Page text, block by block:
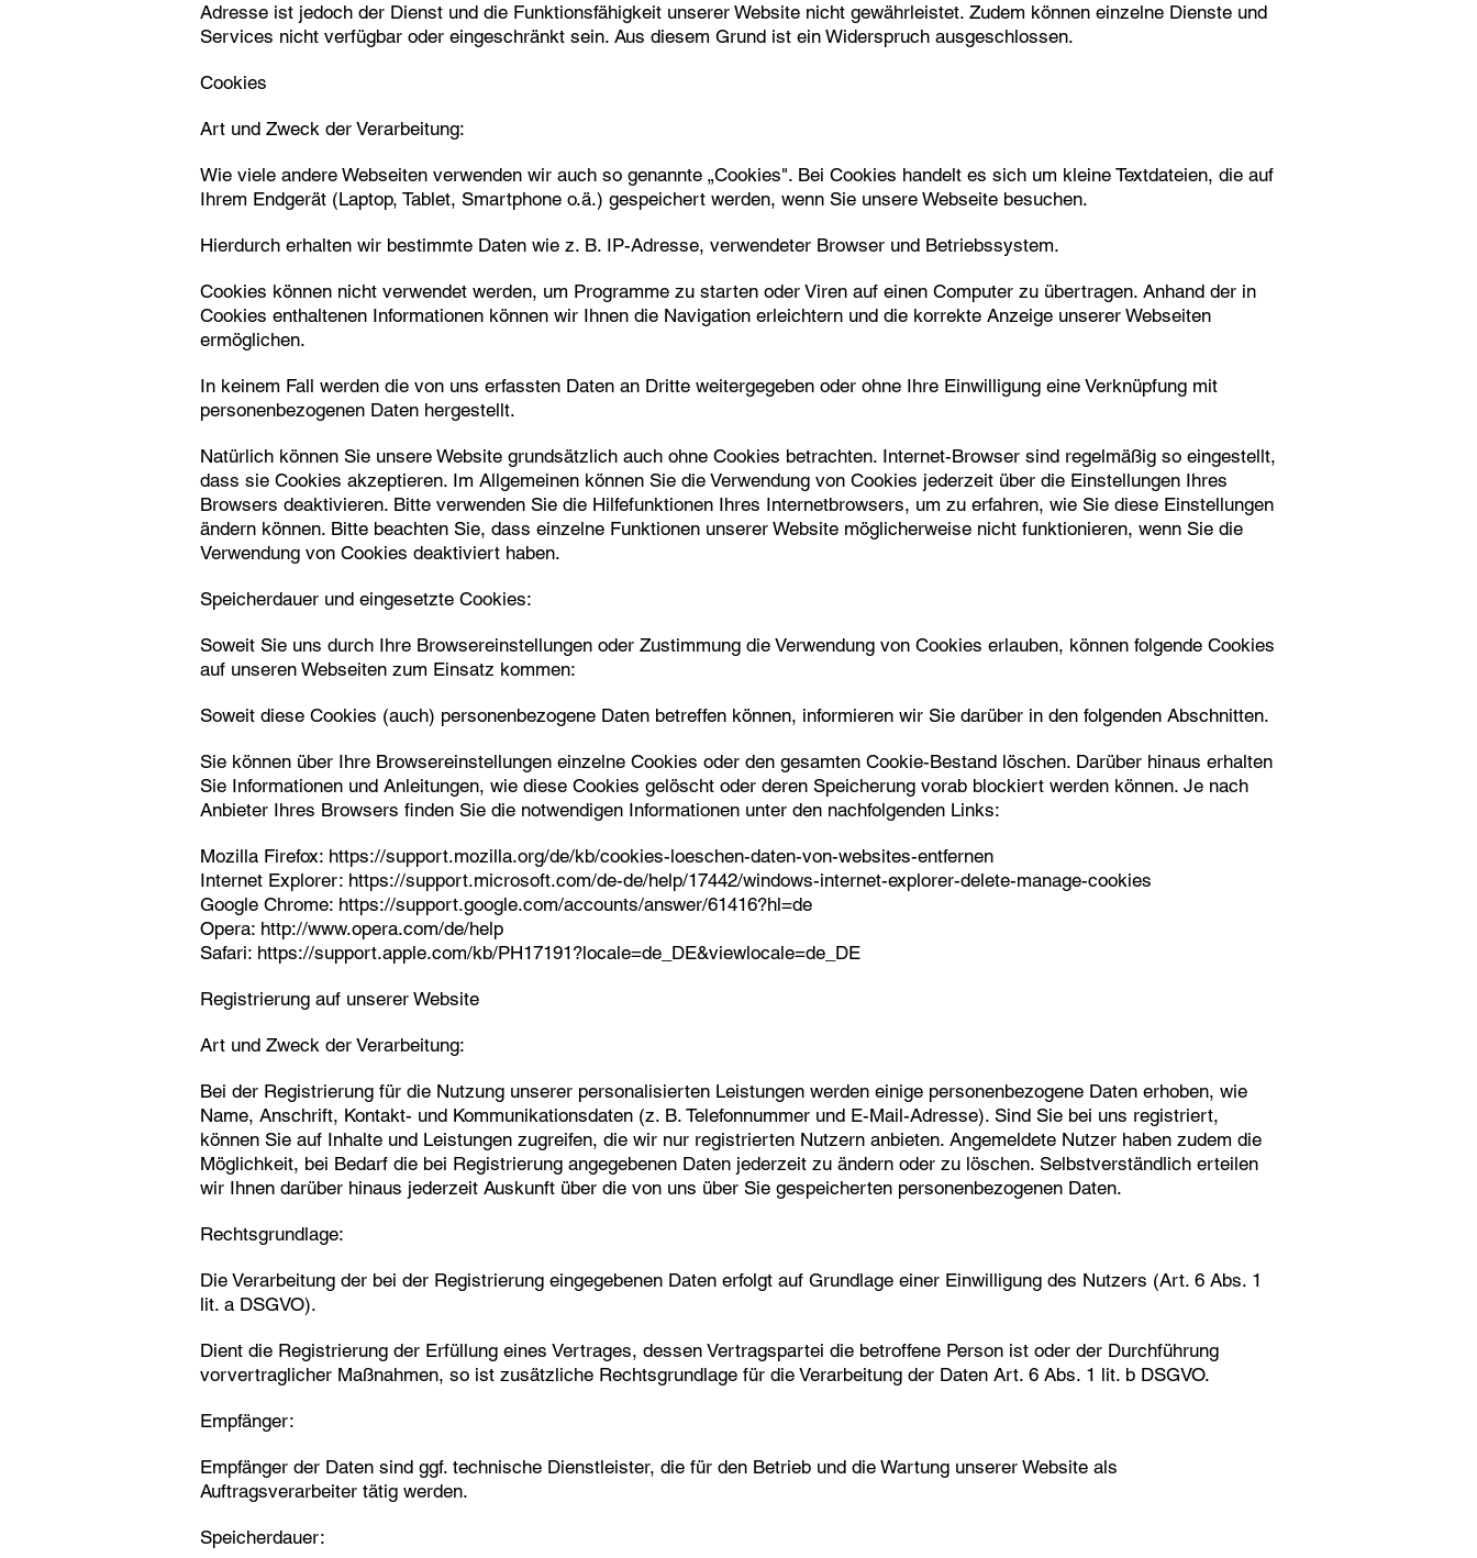
Adresse ist jedoch der Dienst und die Funktionsfähigkeit unserer Website nicht gewährleistet. Zudem können einzelne Dienste und
Services nicht verfügbar oder eingeschränkt sein. Aus diesem Grund ist ein Widerspruch ausgeschlossen.
Cookies
Art und Zweck der Verarbeitung:
Wie viele andere Webseiten verwenden wir auch so genannte „Cookies". Bei Cookies handelt es sich um kleine Textdateien, die auf
Ihrem Endgerät (Laptop, Tablet, Smartphone o.ä.) gespeichert werden, wenn Sie unsere Webseite besuchen.
Hierdurch erhalten wir bestimmte Daten wie z. B. IP-Adresse, verwendeter Browser und Betriebssystem.
Cookies können nicht verwendet werden, um Programme zu starten oder Viren auf einen Computer zu übertragen. Anhand der in
Cookies enthaltenen Informationen können wir Ihnen die Navigation erleichtern und die korrekte Anzeige unserer Webseiten
ermöglichen.
In keinem Fall werden die von uns erfassten Daten an Dritte weitergegeben oder ohne Ihre Einwilligung eine Verknüpfung mit
personenbezogenen Daten hergestellt.
Natürlich können Sie unsere Website grundsätzlich auch ohne Cookies betrachten. Internet-Browser sind regelmäßig so eingestellt,
dass sie Cookies akzeptieren. Im Allgemeinen können Sie die Verwendung von Cookies jederzeit über die Einstellungen Ihres
Browsers deaktivieren. Bitte verwenden Sie die Hilfefunktionen Ihres Internetbrowsers, um zu erfahren, wie Sie diese Einstellungen
ändern können. Bitte beachten Sie, dass einzelne Funktionen unserer Website möglicherweise nicht funktionieren, wenn Sie die
Verwendung von Cookies deaktiviert haben.
Speicherdauer und eingesetzte Cookies:
Soweit Sie uns durch Ihre Browsereinstellungen oder Zustimmung die Verwendung von Cookies erlauben, können folgende Cookies
auf unseren Webseiten zum Einsatz kommen:
Soweit diese Cookies (auch) personenbezogene Daten betreffen können, informieren wir Sie darüber in den folgenden Abschnitten.
Sie können über Ihre Browsereinstellungen einzelne Cookies oder den gesamten Cookie-Bestand löschen. Darüber hinaus erhalten
Sie Informationen und Anleitungen, wie diese Cookies gelöscht oder deren Speicherung vorab blockiert werden können. Je nach
Anbieter Ihres Browsers finden Sie die notwendigen Informationen unter den nachfolgenden Links:
Mozilla Firefox: https://support.mozilla.org/de/kb/cookies-loeschen-daten-von-websites-entfernen
Internet Explorer: https://support.microsoft.com/de-de/help/17442/windows-internet-explorer-delete-manage-cookies
Google Chrome: https://support.google.com/accounts/answer/61416?hl=de
Opera: http://www.opera.com/de/help
Safari: https://support.apple.com/kb/PH17191?locale=de_DE&viewlocale=de_DE
Registrierung auf unserer Website
Art und Zweck der Verarbeitung:
Bei der Registrierung für die Nutzung unserer personalisierten Leistungen werden einige personenbezogene Daten erhoben, wie
Name, Anschrift, Kontakt- und Kommunikationsdaten (z. B. Telefonnummer und E-Mail-Adresse). Sind Sie bei uns registriert,
können Sie auf Inhalte und Leistungen zugreifen, die wir nur registrierten Nutzern anbieten. Angemeldete Nutzer haben zudem die
Möglichkeit, bei Bedarf die bei Registrierung angegebenen Daten jederzeit zu ändern oder zu löschen. Selbstverständlich erteilen
wir Ihnen darüber hinaus jederzeit Auskunft über die von uns über Sie gespeicherten personenbezogenen Daten.
Rechtsgrundlage:
Die Verarbeitung der bei der Registrierung eingegebenen Daten erfolgt auf Grundlage einer Einwilligung des Nutzers (Art. 6 Abs. 1
lit. a DSGVO).
Dient die Registrierung der Erfüllung eines Vertrages, dessen Vertragspartei die betroffene Person ist oder der Durchführung
vorvertraglicher Maßnahmen, so ist zusätzliche Rechtsgrundlage für die Verarbeitung der Daten Art. 6 Abs. 1 lit. b DSGVO.
Empfänger:
Empfänger der Daten sind ggf. technische Dienstleister, die für den Betrieb und die Wartung unserer Website als
Auftragsverarbeiter tätig werden.
Speicherdauer: